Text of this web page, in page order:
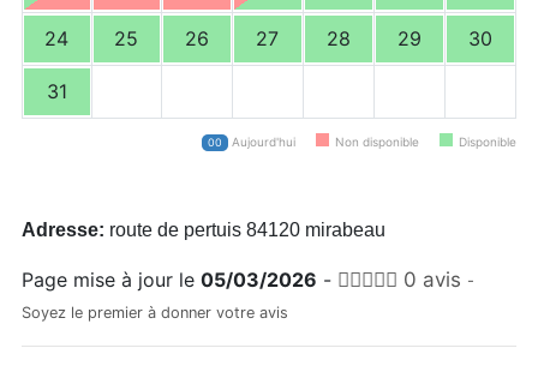
24 25 26 27 28 29 30
31
00 Aujourd'hui Non disponible Disponible
Adresse: route de pertuis 84120 mirabeau
Page mise à jour le 05/03/2026 - 0 avis -
Soyez le premier à donner votre avis